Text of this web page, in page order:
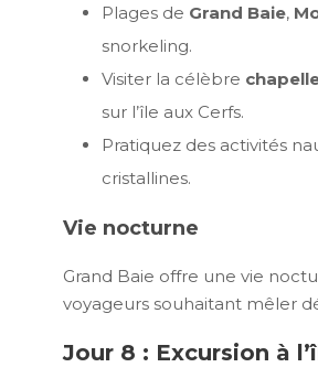
Plages de Grand Baie,
snorkeling.
Visiter la célèbre
sur l’île aux Cerfs.
Pratiquez des activités
cristallines.
Vie nocturne
Grand Baie offre une vie
voyageurs souhaitant mêler
Jour 8 : Excursion à